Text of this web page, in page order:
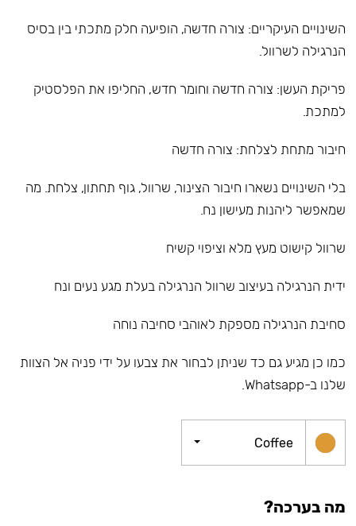
השינויים העיקריים: צורה חדשה, הופיעה חלק מתכתי בין בסיס
הנרגילה לשרוול.
פריקת העשן: צורה חדשה וחומר חדש, החליפו את הפלסטיק
למתכת.
חיבור מתחת לצלחת: צורה חדשה
בלי השינויים נשארו חיבור הצינור, שרוול, גוף תחתון, צלחת. מה
שמאפשר ליהנות מעישון נח.
שרוול קישוט מעץ מלא וציפוי קשיח
ידית הנרגילה בעיצוב שרוול הנרגילה בעלת מגע נעים ונח
סחיבת הנרגילה מספקת לאוהבי סחיבה נוחה
כמו כן מגיע גם כד שניתן לבחור את צבעו על ידי פניה אל הצוות
שלנו ב-Whatsapp.
Coffee
מה בערכה?